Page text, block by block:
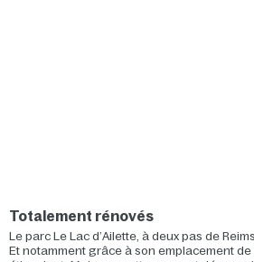
Totalement rénovés
Le parc Le Lac d’Ailette, à deux pas de
Et notamment grâce à son emplacement